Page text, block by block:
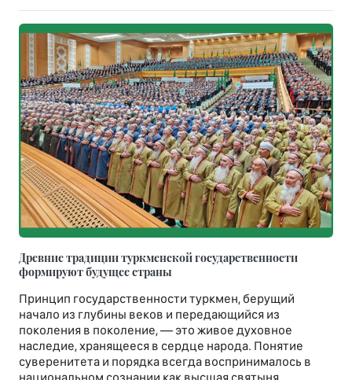
Древние традиции туркменской государственности
формируют будущее страны
Принцип государственности туркмен, берущий
начало из глубины веков и передающийся из
поколения в поколение, — это живое духовное
наследие, хранящееся в сердце народа. Понятие
суверенитета и порядка всегда воспринималось в